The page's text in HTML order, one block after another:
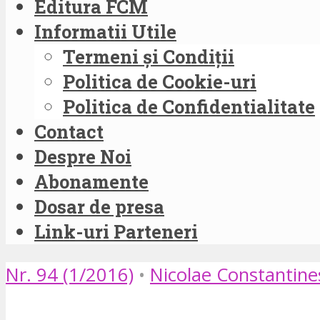
Editura FCM
Informatii Utile
Termeni și Condiții
Politica de Cookie-uri
Politica de Confidentialitate
Contact
Despre Noi
Abonamente
Dosar de presa
Link-uri Parteneri
Nr. 94 (1/2016) • Nicolae